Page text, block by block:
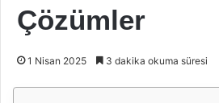
Çözümler
1 Nisan 2025 3 dakika okuma süresi